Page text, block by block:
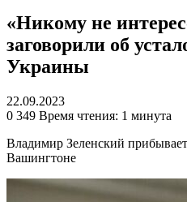
«Никому не
заговорили об
Украины
22.09.2023
0 349 Время чтения: 1 минута
Владимир Зеленский
Вашингтоне